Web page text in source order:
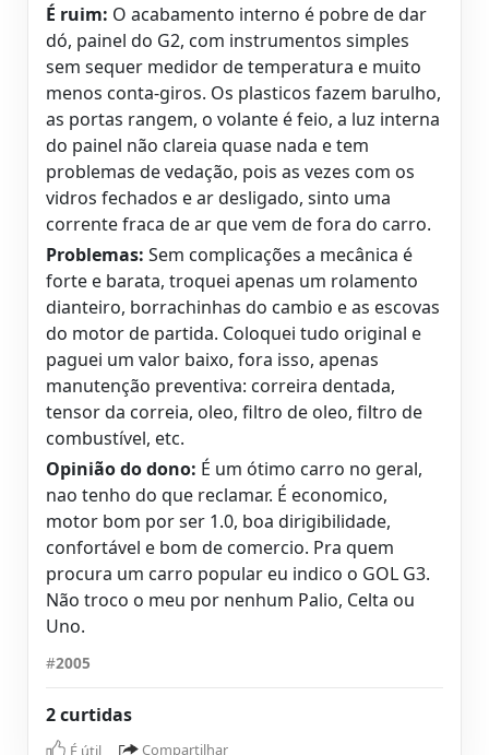
É ruim: O acabamento interno é pobre de dar
dó, painel do G2, com instrumentos simples
sem sequer medidor de temperatura e muito
menos conta-giros. Os plasticos fazem barulho,
as portas rangem, o volante é feio, a luz interna
do painel não clareia quase nada e tem
problemas de vedação, pois as vezes com os
vidros fechados e ar desligado, sinto uma
corrente fraca de ar que vem de fora do carro.
Problemas: Sem complicações a mecânica é
forte e barata, troquei apenas um rolamento
dianteiro, borrachinhas do cambio e as escovas
do motor de partida. Coloquei tudo original e
paguei um valor baixo, fora isso, apenas
manutenção preventiva: correira dentada,
tensor da correia, oleo, filtro de oleo, filtro de
combustível, etc.
Opinião do dono: É um ótimo carro no geral,
nao tenho do que reclamar. É economico,
motor bom por ser 1.0, boa dirigibilidade,
confortável e bom de comercio. Pra quem
procura um carro popular eu indico o GOL G3.
Não troco o meu por nenhum Palio, Celta ou
Uno.
#2005
2 curtidas
É útil Compartilhar